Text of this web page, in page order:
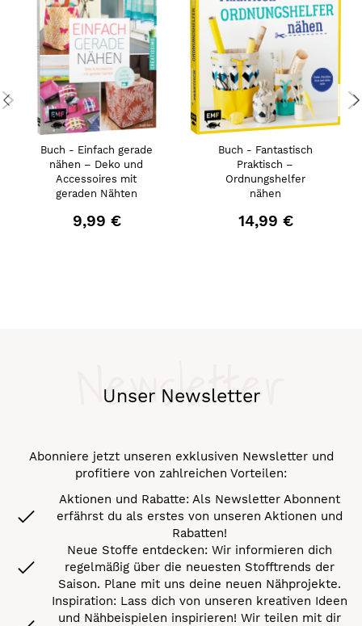
Buch - Einfach gerade
nähen – Deko und
Accessoires mit
geraden Nähten
9,99 €
Buch - Fantastisch
Praktisch –
Ordnungshelfer
nähen
14,99 €
Unser Newsletter
Newsletter
Abonniere jetzt unseren exklusiven Newsletter und
profitiere von zahlreichen Vorteilen:
Aktionen und Rabatte: Als Newsletter Abonnent
erfährst du als erstes von unseren Aktionen und
Rabatten!
Neue Stoffe entdecken: Wir informieren dich
regelmäßig über die neuesten Stofftrends der
Saison. Plane mit uns deine neuen Nähprojekte.
Inspiration: Lass dich von unseren kreativen Ideen
und Nähbeispielen inspirieren! Wir teilen mit dir